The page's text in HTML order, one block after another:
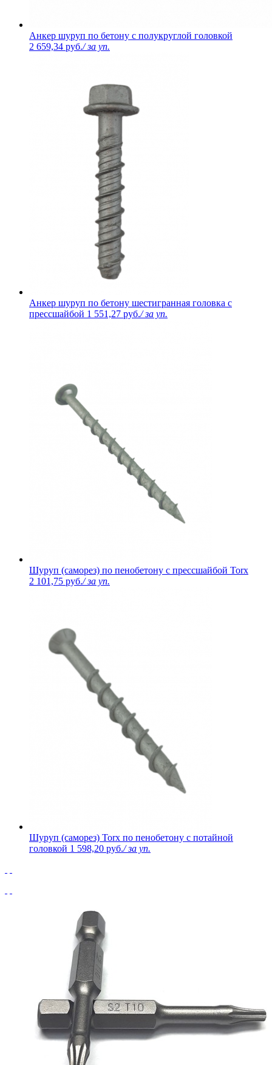
Анкер шуруп по бетону с полукруглой головкой
2 659,34 руб./ за уп.
Анкер шуруп по бетону шестигранная головка с
прессшайбой 1 551,27 руб./ за уп.
Шуруп (саморез) по пенобетону с прессшайбой Torx
2 101,75 руб./ за уп.
Шуруп (саморез) Torx по пенобетону с потайной
головкой 1 598,20 руб./ за уп.